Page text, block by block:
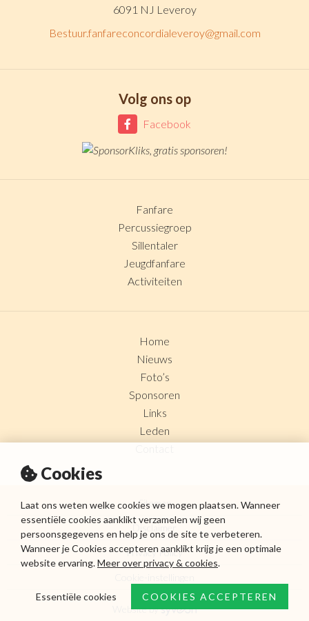
Cookies
Laat ons weten welke cookies we mogen plaatsen. Wanneer
essentiële cookies aanklikt verzamelen wij geen
persoonsgegevens en help je ons de site te verbeteren.
Wanneer je Cookies accepteren aanklikt krijg je een optimale
website ervaring.Meer over privacy & cookies.
COOKIES ACCEPTEREN
Essentiële cookies
6091 NJ Leveroy
Bestuur.fanfareconcordialeveroy@gmail.com
Volg ons op
Facebook
Fanfare
Percussiegroep
Sillentaler
Jeugdfanfare
Activiteiten
Home
Nieuws
Foto’s
Sponsoren
Links
Leden
Sitemap
Privacy Policy
Website by